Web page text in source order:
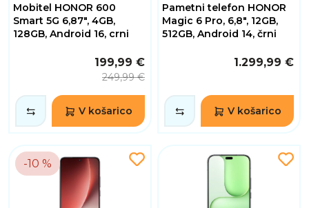
Mobitel HONOR 600
Smart 5G 6,87", 4GB,
128GB, Android 16, crni
Ure
9
Minute
39
199,99 €
249,99 €
V košarico
Pametni telefon HONOR
Magic 6 Pro, 6,8", 12GB,
512GB, Android 14, črni
1.299,99 €
V košarico
-10 %